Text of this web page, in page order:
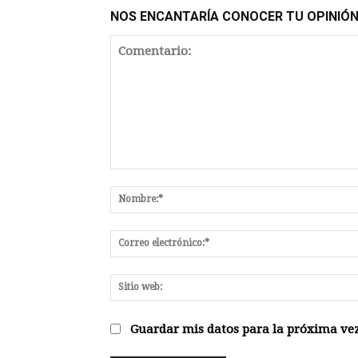
NOS ENCANTARÍA CONOCER TU OPINIÓN
Guardar mis datos para la próxima